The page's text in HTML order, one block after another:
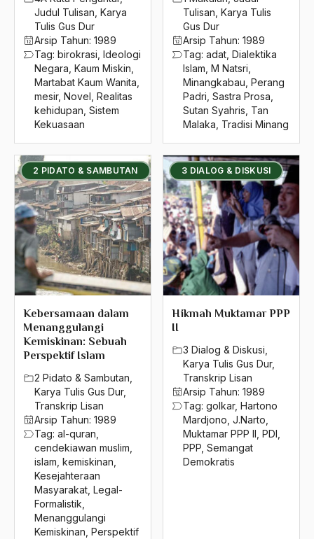
Judul Tulisan Karya
Tulis Gus Dur
Arsip Tahun: 1989
Tag: birokrasi Ideologi
Negara Kaum Miskin
Martabat Kaum Wanita
mesir, Novel Realitas
kehidupan Sistem
Kekuasaan
Tulisan Karya Tulis
Gus Dur
Arsip Tahun: 1989
Tag: adat Dialektika
Islam M Natsri
Minangkabau Perang
Padri Sastra Prosa
Sutan Syahris Tan
Malaka Tradisi Minang
2 PIDATO & SAMBUTAN
Kebersamaan dalam
Menanggulangi
Kemiskinan: Sebuah
Perspektif Islam
2 Pidato & Sambutan
Karya Tulis Gus Dur,
Transkrip Lisan
Arsip Tahun: 1989
Tag: al-quran
cendekiawan muslim
islam kemiskinan
Kesejahteraan
Masyarakat Legal-
Formalistik
Menanggulangi
Kemiskinan Perspektif
3 DIALOG & DISKUSI
Hikmah Muktamar PPP
II
3 Dialog & Diskusi
Karya Tulis Gus Dur,
Transkrip Lisan
Arsip Tahun: 1989
Tag: golkar, Hartono
Mardjono J.Narto
Muktamar PPP II PDI
PPP Semangat
Demokratis